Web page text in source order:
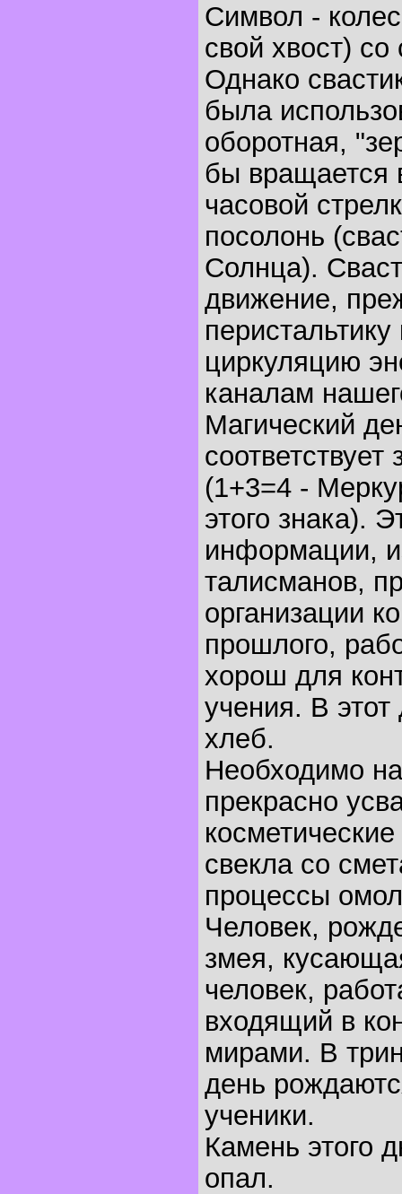
Символ -
свой хвост) со
Однако
была
оборотная,
бы вращается
часовой
посолонь
Солнца).
движение,
циркуляцию
каналам
Магический
(1+3=4 -
этого знака).
информации,
талисманов,
организации
прошлого,
хорош для
учения. В этот
хлеб.
Необходимо
прекрасно
свекла со
процессы
Человек,
змея,
человек,
входящий в
мирами. В
день
ученики.
Камень этого
опал.